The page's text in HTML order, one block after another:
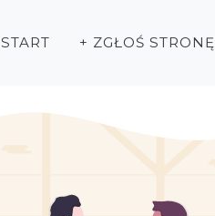
START + ZGŁOŚ STRONĘ